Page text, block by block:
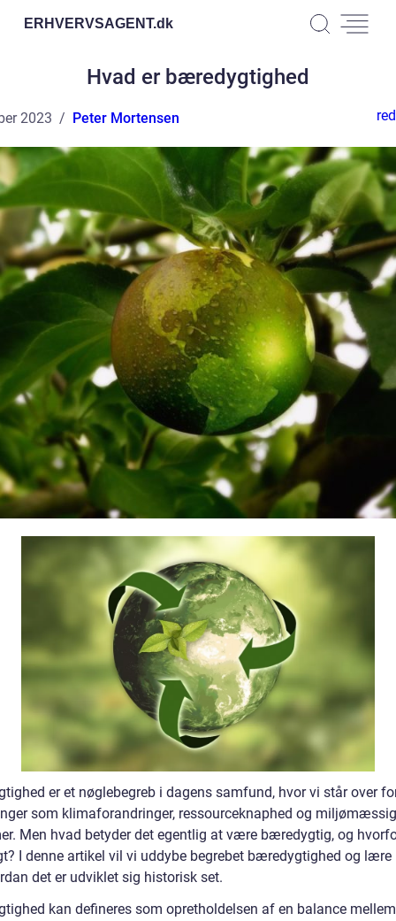
ERHVERVSAGENT.dk
Hvad er bæredygtighed
2023 Peter Mortensen
er et nøglebegreb i dagens samfund, hvor vi står over
som klimaforandringer, ressourceknaphed og
Men hvad betyder det egentlig at være bæredygtig, og
I denne artikel vil vi uddybe begrebet bæredygtighed og lære
det er udviklet sig historisk set.
kan defineres som opretholdelsen af en balance mellem